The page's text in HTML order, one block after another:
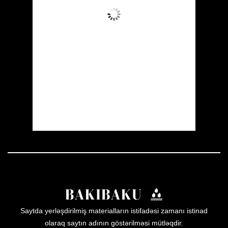
Aydın Səma
Saytda yerləşdirilmiş materialların istifadəsi zamanı istinad
olaraq saytın adının göstərilməsi mütləqdir.